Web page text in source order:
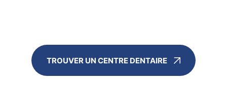
TROUVER UN CENTRE DENTAIRE